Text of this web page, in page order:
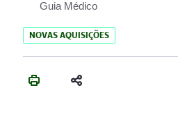
Guia Médico
NOVAS AQUISIÇÕES